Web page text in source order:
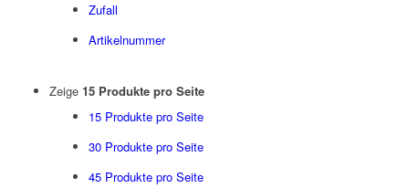
Zufall
Artikelnummer
Zeige 15 Produkte pro Seite
15 Produkte pro Seite
30 Produkte pro Seite
45 Produkte pro Seite